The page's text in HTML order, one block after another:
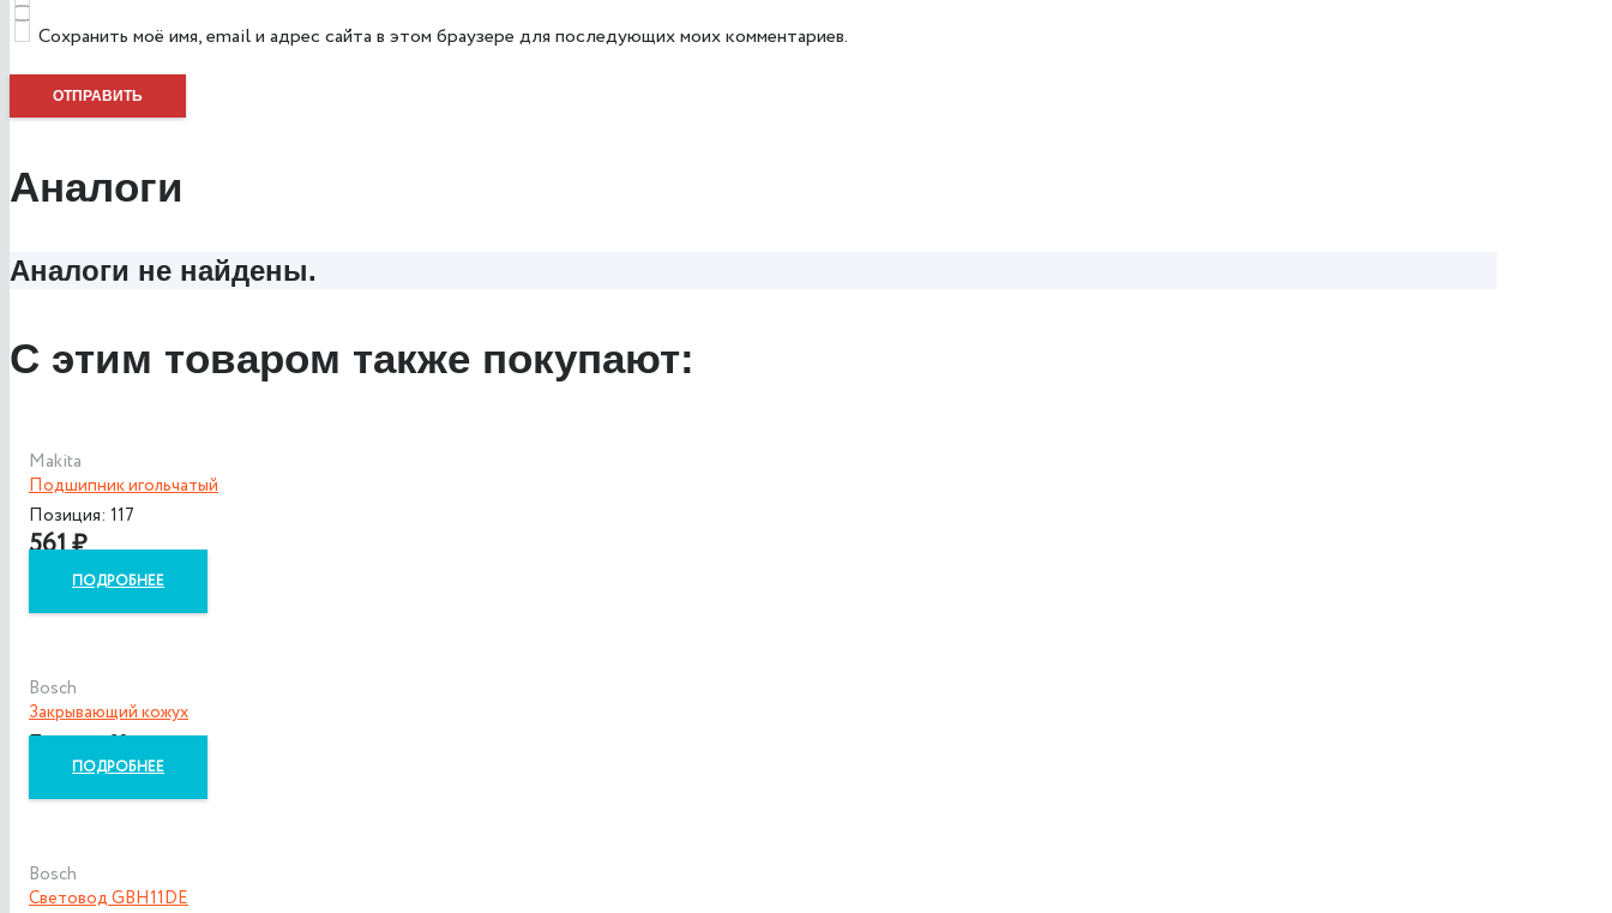
Сохранить моё имя, email и адрес сайта в этом браузере для последующих моих комментариев.
Аналоги
Аналоги не найдены.
С этим товаром также покупают:
Makita
Подшипник игольчатый
Позиция: 117
561₽
ПОДРОБНЕЕ
Bosch
Закрывающий кожух
Позиция: 38
ПОДРОБНЕЕ
Bosch
Световод GBH11DE